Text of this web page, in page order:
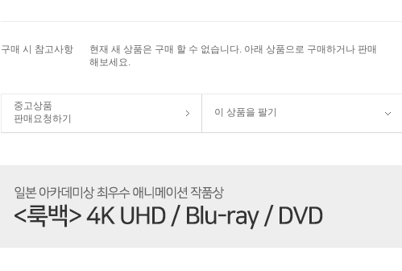
구매 시 참고사항
현재 새 상품은 구매 할 수 없습니다. 아래 상품으로 구매하거나 판매
해보세요.
중고상품
판매요청하기
이 상품을 팔기